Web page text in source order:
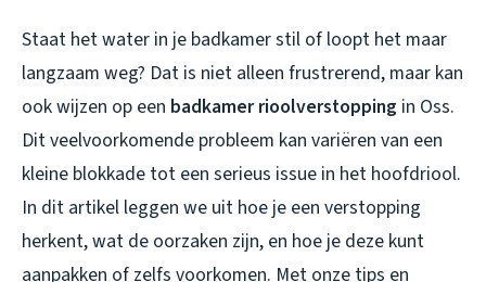
Staat het water in je badkamer stil of loopt het maar
langzaam weg? Dat is niet alleen frustrerend, maar kan
ook wijzen op een badkamer rioolverstopping in Oss.
Dit veelvoorkomende probleem kan variëren van een
kleine blokkade tot een serieus issue in het hoofdriool.
In dit artikel leggen we uit hoe je een verstopping
herkent, wat de oorzaken zijn, en hoe je deze kunt
aanpakken of zelfs voorkomen. Met onze tips en